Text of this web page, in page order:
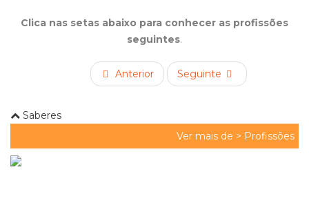
Clica nas setas abaixo para conhecer as profissões
seguintes.
Anterior Seguinte
Saberes
Ver mais de > Profissões